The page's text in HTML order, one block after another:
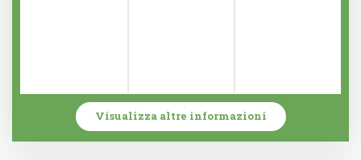
Visualizza altre informazioni